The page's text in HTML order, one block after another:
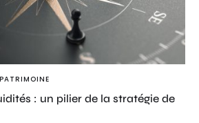
: un pilier de la stratégie de